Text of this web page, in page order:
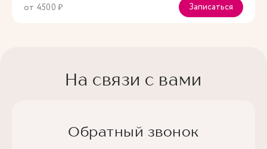
от 4500 ₽
Записаться
На связи с вами
Обратный звонок